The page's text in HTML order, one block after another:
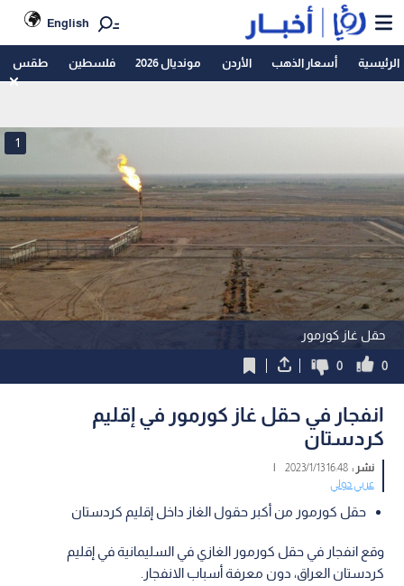
English
الرئيسية أسعار الذهب الأردن مونديال 2026 فلسطين طقس
حقل غاز كورمور
1
0
0
انفجار في حقل غاز كورمور في إقليم
كردستان
نشر :16:48 2023/1/13
|
عربي دولي
حقل كورمور من أكبر حقول الغاز داخل إقليم كردستان
وقع انفجار في حقل كورمور الغازي في السليمانية في إقليم
كردستان العراق، دون معرفة أسباب الانفجار.